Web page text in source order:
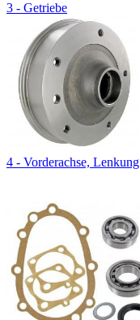
3 - Getriebe
4 - Vorderachse, Lenkung